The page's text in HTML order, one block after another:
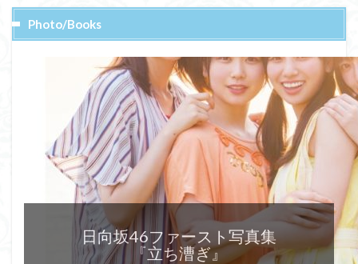
Photo/Books
【楽天ブックス限定特典】小坂菜緒（日向坂46）1st写真集 君は誰？(楽天ブックス限
定カバー) [ 小坂 菜緒 ]
齊藤京子1st写真集 とっておきの恋人 [ 齊藤 京子 ]
日向坂46ファースト写真集
『立ち漕ぎ』
渡邉美穂ファースト写真集
『陽だまり』
恋愛小説アンソロジー
『最低な出会い、最高の恋』
[夏川椎菜,マツモトクラブ,宮田愛萌]